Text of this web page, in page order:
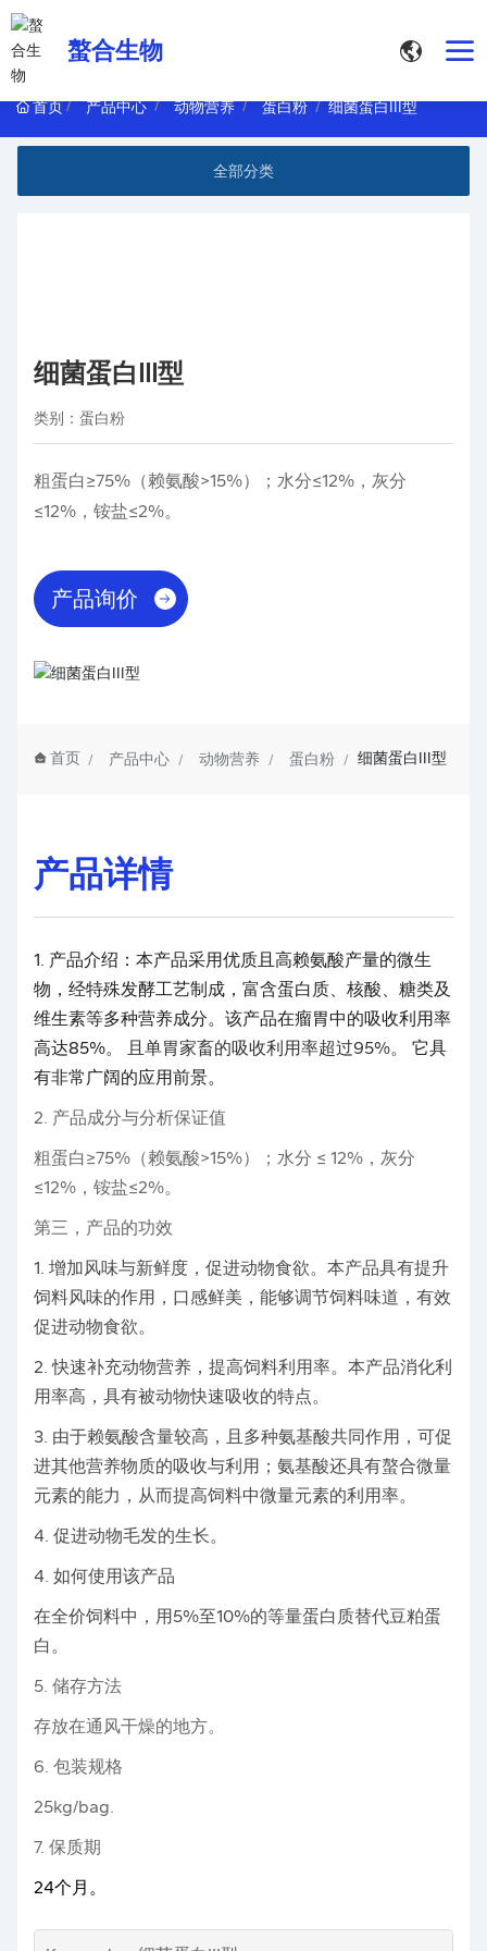
螯合生物
首页 产品中心 动物营养 蛋白粉 细菌蛋白III型
全部分类
细菌蛋白III型
类别： 蛋白粉
粗蛋白≥75%（赖氨酸>15%）；水分≤12%，灰分
≤12%，铵盐≤2%。
产品询价
首页 产品中心 动物营养 蛋白粉 细菌蛋白III型
产品详情
1. 产品介绍：本产品采用优质且高赖氨酸产量的微生
物，经特殊发酵工艺制成，富含蛋白质、核酸、糖类及
维生素等多种营养成分。该产品在瘤胃中的吸收利用率
高达85%。
且单胃家畜的吸收利用率超过95%。 它具
有非常广阔的应用前景。
2. 产品成分与分析保证值
粗蛋白≥75%（赖氨酸>15%）；水分 ≤ 12%，灰分
≤12%，铵盐≤2%。
第三，产品的功效
1. 增加风味与新鲜度，促进动物食欲。本产品具有提升
饲料风味的作用，口感鲜美，能够调节饲料味道，有效
促进动物食欲。
2. 快速补充动物营养，提高饲料利用率。本产品消化利
用率高，具有被动物快速吸收的特点。
3. 由于赖氨酸含量较高，且多种氨基酸共同作用，可促
进其他营养物质的吸收与利用；氨基酸还具有螯合微量
元素的能力，从而提高饲料中微量元素的利用率。
4. 促进动物毛发的生长。
4. 如何使用该产品
在全价饲料中，用5%至10%的等量蛋白质替代豆粕蛋
白。
5. 储存方法
存放在通风干燥的地方。
6. 包装规格
25kg/bag.
7. 保质期
24个月。